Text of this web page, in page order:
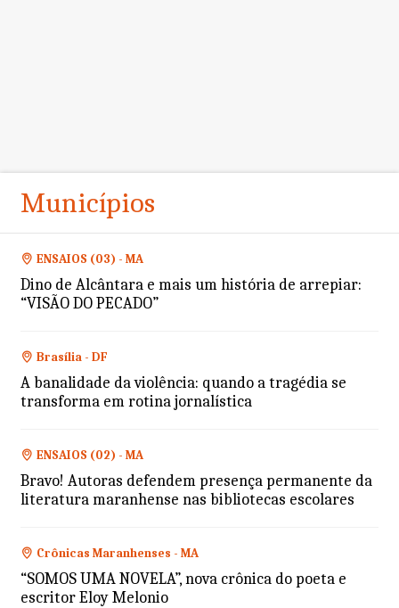
Municípios
ENSAIOS (03) - MA
Dino de Alcântara e mais um história de arrepiar:
“VISÃO DO PECADO”
Brasília - DF
A banalidade da violência: quando a tragédia se
transforma em rotina jornalística
ENSAIOS (02) - MA
Bravo! Autoras defendem presença permanente da
literatura maranhense nas bibliotecas escolares
Crônicas Maranhenses - MA
“SOMOS UMA NOVELA”, nova crônica do poeta e
escritor Eloy Melonio